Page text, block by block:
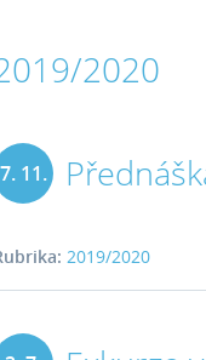
2020
7. 11.
2019/2020